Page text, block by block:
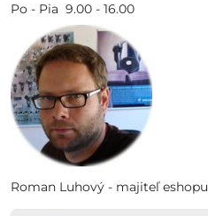
Po - Pia 9.00 - 16.00
Roman Luhový - majiteľ eshopu